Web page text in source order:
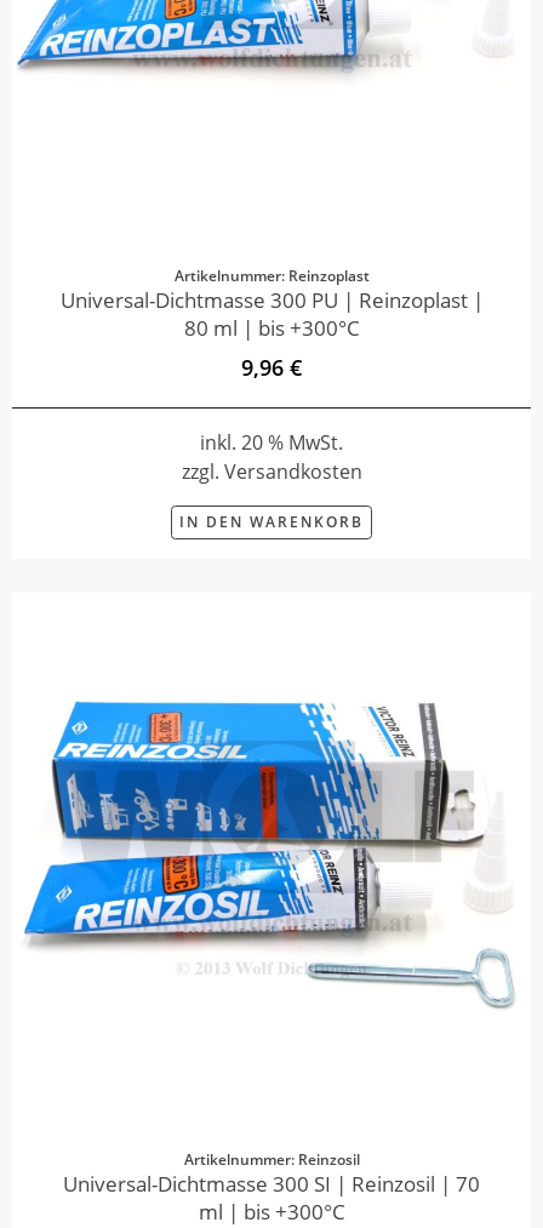
Artikelnummer: Reinzoplast
Universal-Dichtmasse 300 PU | Reinzoplast |
80 ml | bis +300°C
9,96 €
inkl. 20 % MwSt.
zzgl. Versandkosten
IN DEN WARENKORB
Artikelnummer: Reinzosil
Universal-Dichtmasse 300 SI | Reinzosil | 70
ml | bis +300°C